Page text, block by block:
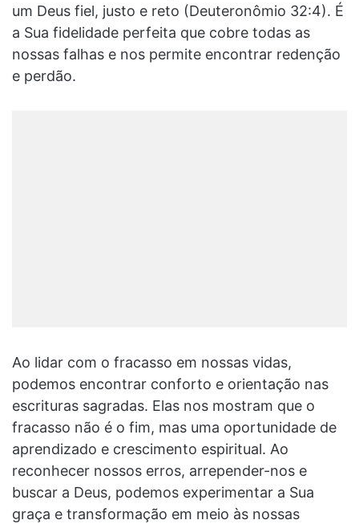
um Deus fiel, justo e reto (Deuteronômio 32:4). É
a Sua fidelidade perfeita que cobre todas as
nossas falhas e nos permite encontrar redenção
e perdão.
Ao lidar com o fracasso em nossas vidas,
podemos encontrar conforto e orientação nas
escrituras sagradas. Elas nos mostram que o
fracasso não é o fim, mas uma oportunidade de
aprendizado e crescimento espiritual. Ao
reconhecer nossos erros, arrepender-nos e
buscar a Deus, podemos experimentar a Sua
graça e transformação em meio às nossas